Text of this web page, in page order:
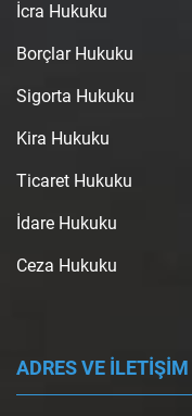
İcra Hukuku
Borçlar Hukuku
Sigorta Hukuku
Kira Hukuku
Ticaret Hukuku
İdare Hukuku
Ceza Hukuku
ADRES VE İLETİŞİM